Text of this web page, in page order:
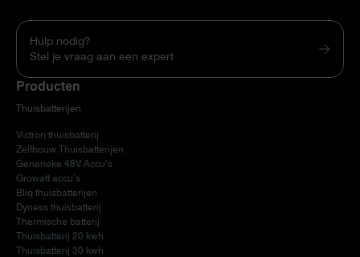
Hulp nodig?
Stel je vraag aan een expert
Producten
Thuisbatterijen
Victron thuisbatterij
Zelfbouw Thuisbatterijen
Generieke 48V Accu’s
Growatt accu’s
Bliq thuisbatterijen
Dyness thuisbatterij
Thermische batterij
Thuisbatterij 20 kwh
Thuisbatterij 30 kwh